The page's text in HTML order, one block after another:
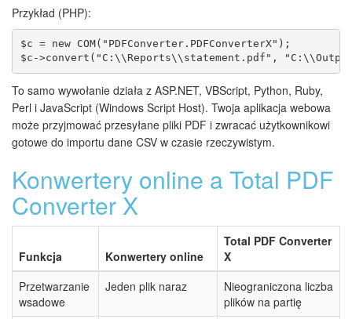
Przykład (PHP):
$c = new COM("PDFConverter.PDFConverterX");
$c->convert("C:\\Reports\\statement.pdf",
To samo wywołanie działa z ASP.NET, VBScript, Python, Ruby,
Perl i JavaScript (Windows Script Host). Twoja aplikacja webowa
może przyjmować przesyłane pliki PDF i zwracać użytkownikowi
gotowe do importu dane CSV w czasie rzeczywistym.
Konwertery online a Total PDF
Converter X
Funkcja Konwertery online
Total PDF Converter
X
Przetwarzanie
wsadowe
Jeden plik naraz
Nieograniczona liczba
plików na partię